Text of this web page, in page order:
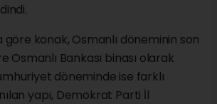
göre konak, Osmanlı döneminin son
Osmanlı Bankası binası olarak
döneminde ise farklı
yapı, Demokrat Parti İl